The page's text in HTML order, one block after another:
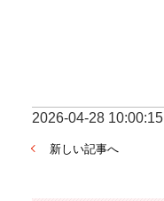
2026-04-28 10:00:15
新しい記事へ